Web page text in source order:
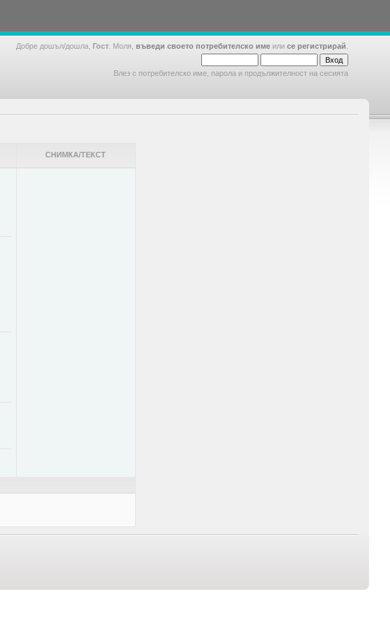
Добре дошъл/дошла, Гост . Моля, въведи своето потребителско име или се регистрирай
Влез с потребителско име, парола и продължителност на сесията
СНИМКА/ТЕКСТ